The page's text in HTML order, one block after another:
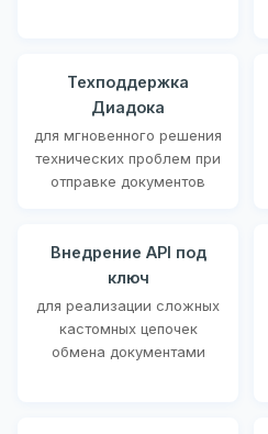
Техподдержка
Диадока
для мгновенного решения
технических проблем при
отправке документов
Внедрение API под
ключ
для реализации сложных
кастомных цепочек
обмена документами